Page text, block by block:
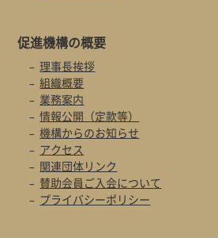
促進機構の概要
理事長挨拶
組織概要
業務案内
情報公開（定款等）
機構からのお知らせ
アクセス
関連団体リンク
賛助会員ご入会について
プライバシーポリシー